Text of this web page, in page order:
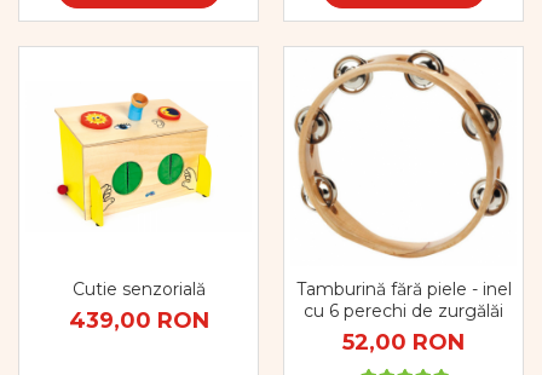
Cutie senzorială
439,00 RON
Tamburină fără piele - inel
cu 6 perechi de zurgălăi
52,00 RON